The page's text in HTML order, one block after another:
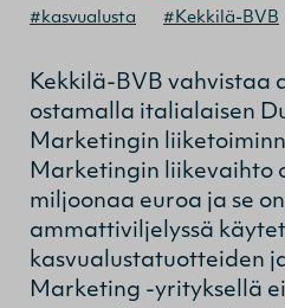
#kasvualusta
#Kekkilä-BVB
Kekkilä-BVB vahvistaa
ostamalla italialaisen
Marketingin
Marketingin liikevaihto
miljoonaa euroa ja se
ammattiviljelyssä
kasvualustatuotteiden
Marketing -yrityksellä